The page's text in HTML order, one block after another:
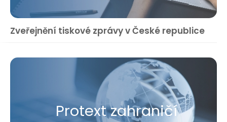
Zveřejnění tiskové zprávy v České republice
Protext zahraničí